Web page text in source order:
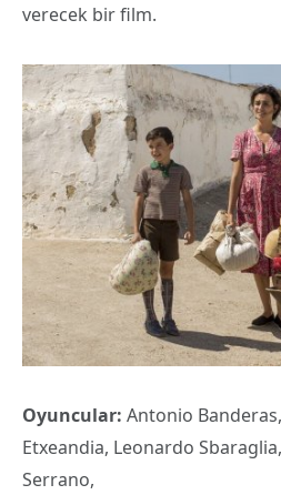
verecek bir film.
Oyuncular: Antonio
Etxeandia, Leonardo
Serrano,